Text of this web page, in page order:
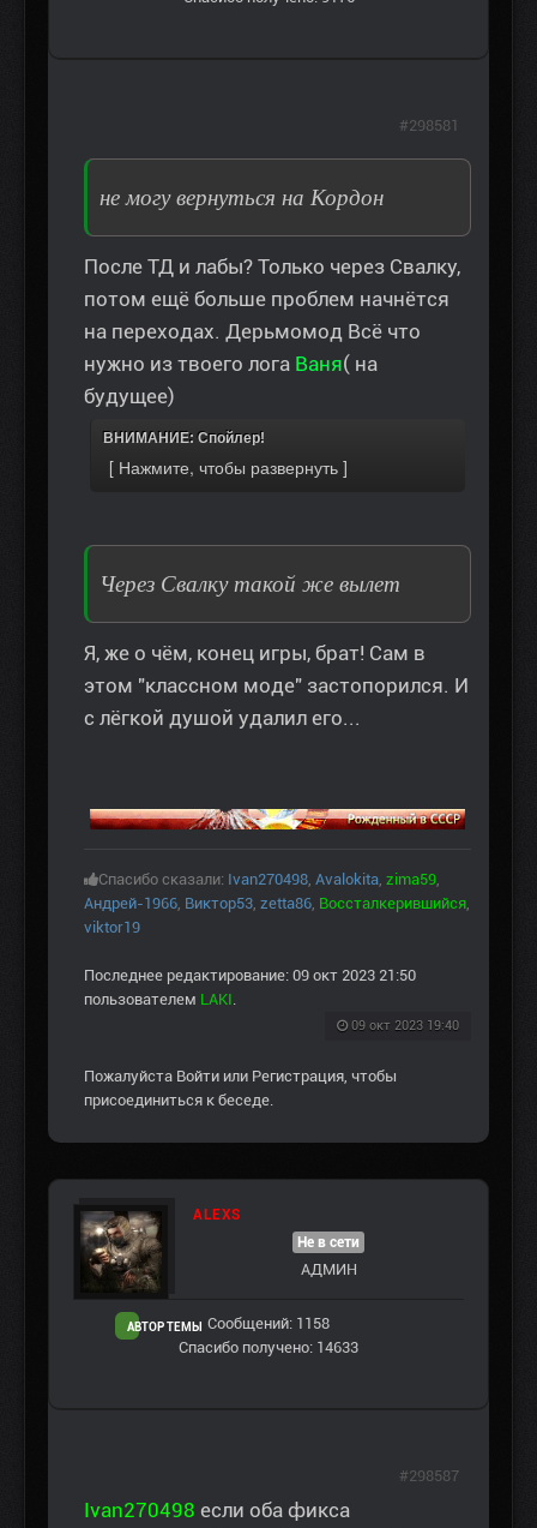
не могу вернуться на Кордон
После ТД и лабы? Только через Свалку,
потом ещё больше проблем начнётся
на переходах. Дерьмомод Всё что
нужно из твоего лога Ваня( на
будущее)
ВНИМАНИЕ: Спойлер!
Через Свалку такой же вылет
Я, же о чём, конец игры, брат! Сам в
этом "классном моде" застопорился. И
с лёгкой душой удалил его...
Спасибо сказали: Ivan270498 Avalokita zima59
Андрей-1966 Виктор53 zetta86 Воссталкерившийся
viktor19
Последнее редактирование: 09 окт 2023 21:50
пользователем LAKI
09 окт 2023 19:40
#298581
Пожалуйста Войти или Регистрация , чтобы
присоединиться к беседе.
ALEXS
АВТОР ТЕМЫ
Не в сети
АДМИН
Сообщений: 1158
Спасибо получено: 14633
Ivan270498 если оба фикса
#298587